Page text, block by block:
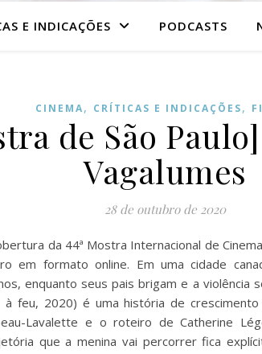
E INDICAÇÕES PODCASTS
CINEMA, CRÍTICAS E INDICAÇÕES,
de São
Vagalumes
28 de outubro de 2020
da 44ª Mostra Internacional de
em formato online. Em uma cidade
enquanto seus pais brigam e a violência
feu, 2020) é uma história de
Lavalette e o roteiro de Catherine
que a menina vai percorrer fica